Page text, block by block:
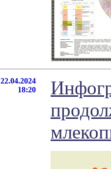
22.04.2024
18:20